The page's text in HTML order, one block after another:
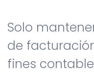
Solo
de
fines